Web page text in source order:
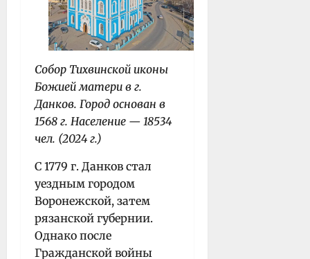
Собор Тихвинской иконы
Божией матери в г.
Данков. Город основан в
1568 г. Население — 18534
чел. (2024 г.)
С 1779 г. Данков стал
уездным городом
Воронежской, затем
рязанской губернии.
Однако после
Гражданской войны